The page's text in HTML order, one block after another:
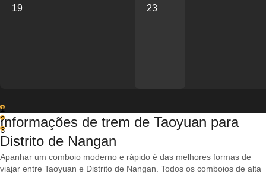
19 23
1
2
3
Informações de trem de Taoyuan para
Distrito de Nangan
Apanhar um comboio moderno e rápido é das melhores formas de
viajar entre Taoyuan e Distrito de Nangan. Todos os comboios de alta